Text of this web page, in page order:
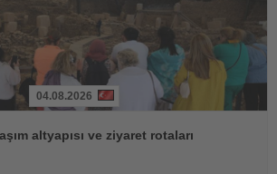
04.08.2026
altyapısı ve ziyaret rotaları